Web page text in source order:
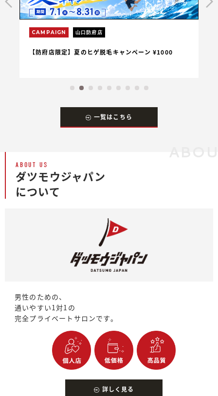
CAMPAIGN 山口防府店
【防府店限定】夏のヒゲ脱毛キャンペーン ¥1000
一覧はこちら
ABOUT US
ダツモウジャパン
について
男性のための、
通いやすい1対1の
完全プライベートサロンです。
詳しく見る